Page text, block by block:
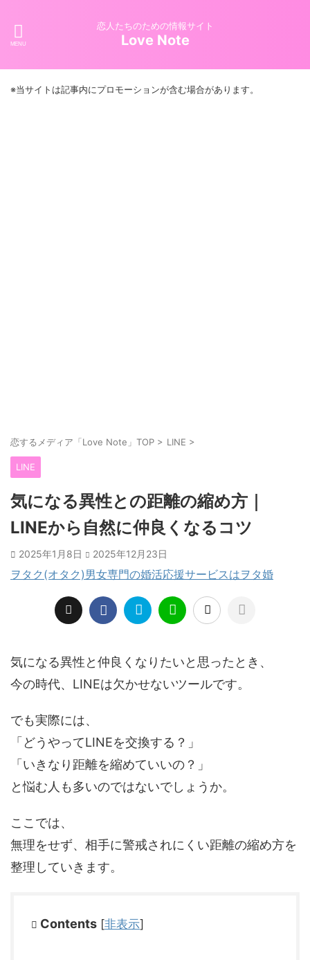
恋人たちのための情報サイト
Love Note
※当サイトは記事内にプロモーションが含む場合があります。
恋するメディア「Love Note」TOP > LINE >
LINE
気になる異性との距離の縮め方｜
LINEから自然に仲良くなるコツ
2025年1月8日 2025年12月23日
ヲタク(オタク)男女専門の婚活応援サービスはヲタ婚
気になる異性と仲良くなりたいと思ったとき、
今の時代、LINEは欠かせないツールです。
でも実際には、
「どうやってLINEを交換する？」
「いきなり距離を縮めていいの？」
と悩む人も多いのではないでしょうか。
ここでは、
無理をせず、相手に警戒されにくい距離の縮め方を
整理していきます。
Contents [非表示]